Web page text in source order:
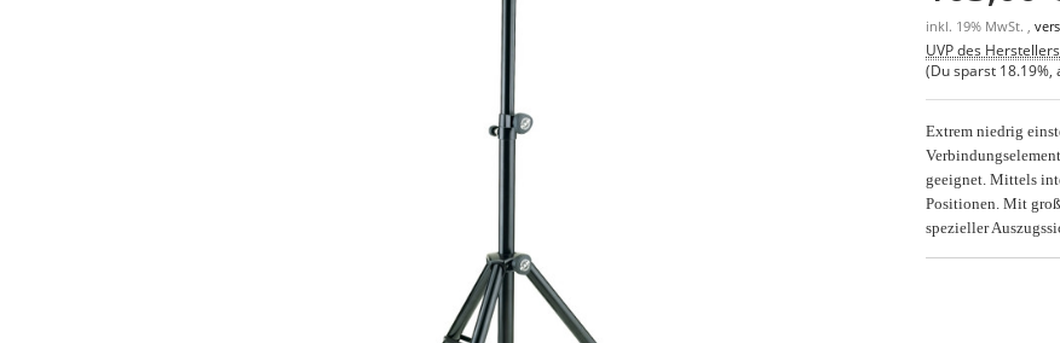
inkl. 19% MwSt. ,
UVP des Herstellers
(Du sparst 18.19%
Extrem niedrig
geeignet. Mittels
Positionen. Mit
spezieller